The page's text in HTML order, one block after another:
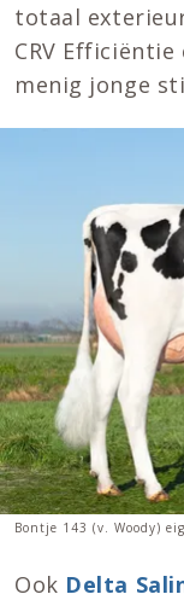
totaal
CRV
menig jonge
Bontje 143 (v. Woody)
Ook Delta